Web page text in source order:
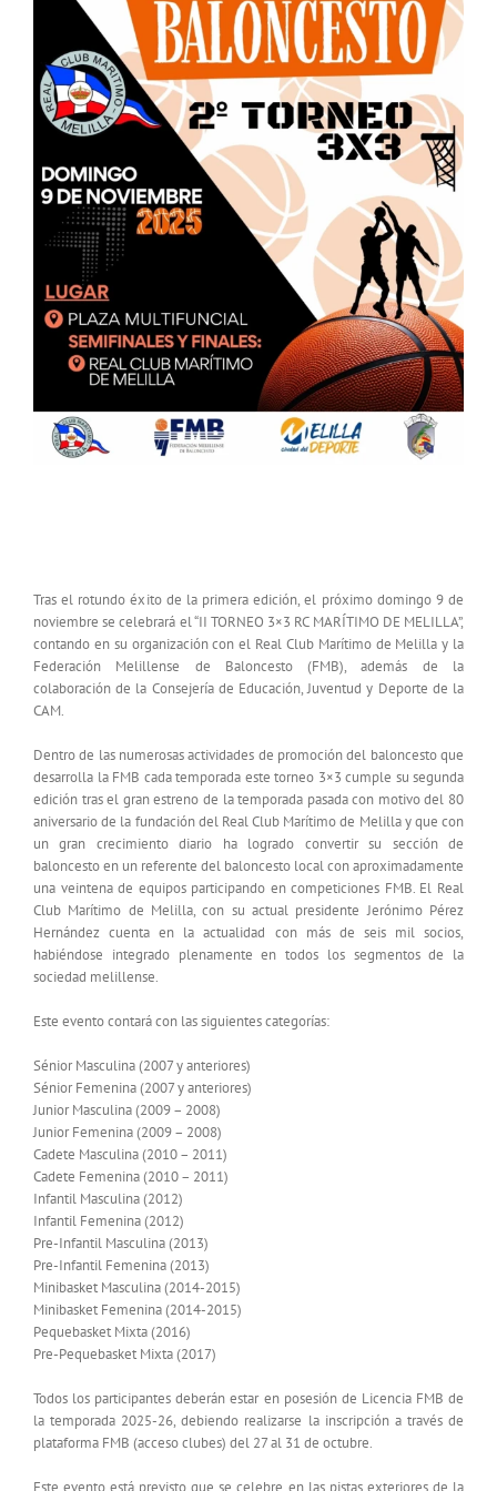
Tras el rotundo éxito de la primera edición, el próximo domingo 9 de
noviembre se celebrará el “II TORNEO 3×3 RC MARÍTIMO DE MELILLA”,
contando en su organización con el Real Club Marítimo de Melilla y la
Federación Melillense de Baloncesto (FMB), además de la
colaboración de la Consejería de Educación, Juventud y Deporte de la
CAM.
Dentro de las numerosas actividades de promoción del baloncesto que
desarrolla la FMB cada temporada este torneo 3×3 cumple su segunda
edición tras el gran estreno de la temporada pasada con motivo del 80
aniversario de la fundación del Real Club Marítimo de Melilla y que con
un gran crecimiento diario ha logrado convertir su sección de
baloncesto en un referente del baloncesto local con aproximadamente
una veintena de equipos participando en competiciones FMB. El Real
Club Marítimo de Melilla, con su actual presidente Jerónimo Pérez
Hernández cuenta en la actualidad con más de seis mil socios,
habiéndose integrado plenamente en todos los segmentos de la
sociedad melillense.
Este evento contará con las siguientes categorías:
Sénior Masculina (2007 y anteriores)
Sénior Femenina (2007 y anteriores)
Junior Masculina (2009 – 2008)
Junior Femenina (2009 – 2008)
Cadete Masculina (2010 – 2011)
Cadete Femenina (2010 – 2011)
Infantil Masculina (2012)
Infantil Femenina (2012)
Pre-Infantil Masculina (2013)
Pre-Infantil Femenina (2013)
Minibasket Masculina (2014-2015)
Minibasket Femenina (2014-2015)
Pequebasket Mixta (2016)
Pre-Pequebasket Mixta (2017)
Todos los participantes deberán estar en posesión de Licencia FMB de
la temporada 2025-26, debiendo realizarse la inscripción a través de
plataforma FMB (acceso clubes) del 27 al 31 de octubre.
Este evento está previsto que se celebre en las pistas exteriores de la